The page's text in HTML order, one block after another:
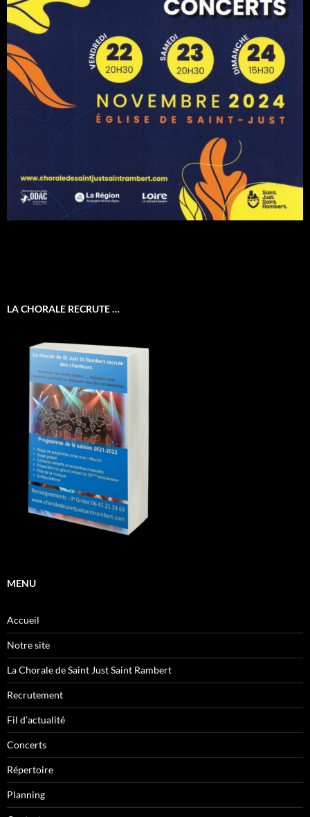
LA CHORALE RECRUTE …
MENU
Accueil
Notre site
La Chorale de Saint Just Saint Rambert
Recrutement
Fil d’actualité
Concerts
Répertoire
Planning